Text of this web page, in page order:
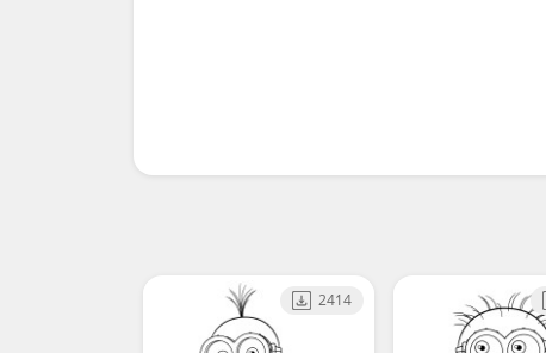
2414